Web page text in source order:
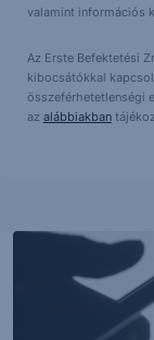
valamint információs
Az Erste Befektetési
kibocsátókkal
összeférhetetlenségi
az alábbiakban